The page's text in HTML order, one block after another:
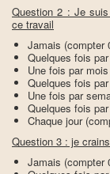
Question 2 : Je
ce travail
Jamais (compter
Quelques fois
Une fois par
Quelques fois
Une fois par
Quelques fois
Chaque jour
Question 3 : je
Jamais (compter